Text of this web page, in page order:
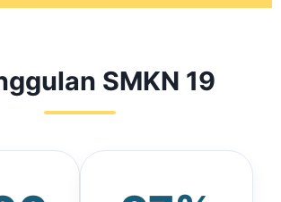
SMKN 19